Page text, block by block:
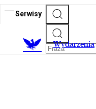
Serwisy
Wydarzenia